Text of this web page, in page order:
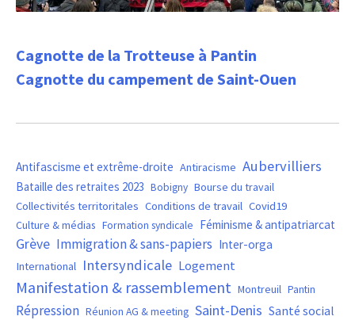
Cagnotte de la Trotteuse à Pantin
Cagnotte du campement de Saint-Ouen
Antifascisme et extrême-droite Antiracisme Aubervilliers
Bataille des retraites 2023 Bobigny Bourse du travail
Collectivités territoritales Conditions de travail Covid19
Culture & médias Formation syndicale Féminisme & antipatriarcat
Grève Immigration & sans-papiers Inter-orga
International Intersyndicale Logement
Manifestation & rassemblement Montreuil Pantin
Répression Réunion AG & meeting Saint-Denis Santé social